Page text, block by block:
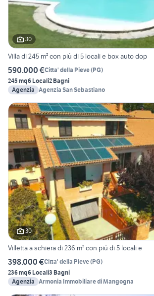
30
Villa di 245 m² con più di 5 locali e box auto dop
590.000 €Citta' della Pieve(PG)
245 mq6 Locali2 Bagni
Agenzia Agenzia San Sebastiano
30
Villetta a schiera di 236 m² con più di 5 locali e
398.000 €Citta' della Pieve(PG)
236 mq6 Locali3 Bagni
Agenzia Armonia Immobiliare di Mangogna